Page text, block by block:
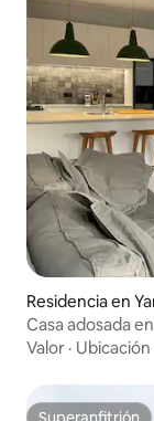
Residencia en
Casa adosada
Valor · Ubicación